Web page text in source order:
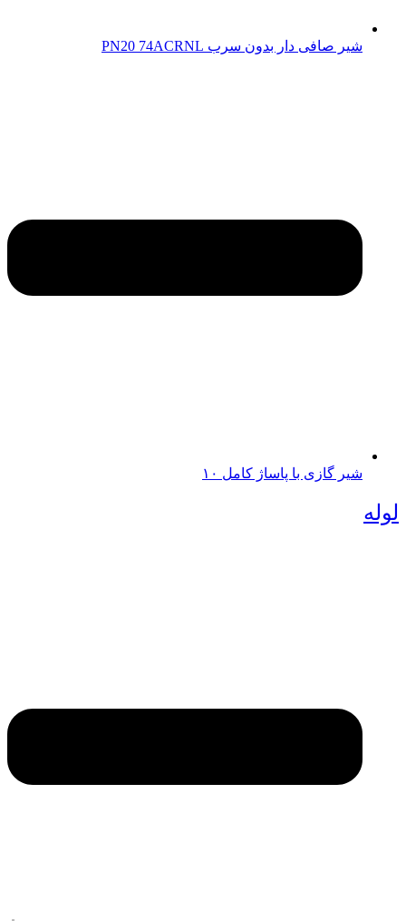
شیر صافی دار بدون سرب PN20 74ACRNL
شیر گازی با پاساژ کامل ۱۰
لوله